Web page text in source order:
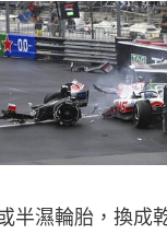
半濕輪胎，換成